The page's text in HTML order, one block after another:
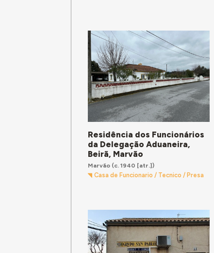
Residência dos Funcionários
da Delegação Aduaneira,
Beirã, Marvão
Marvão (c. 1940 [atr.])
Casa de Funcionario / Tecnico / Presa